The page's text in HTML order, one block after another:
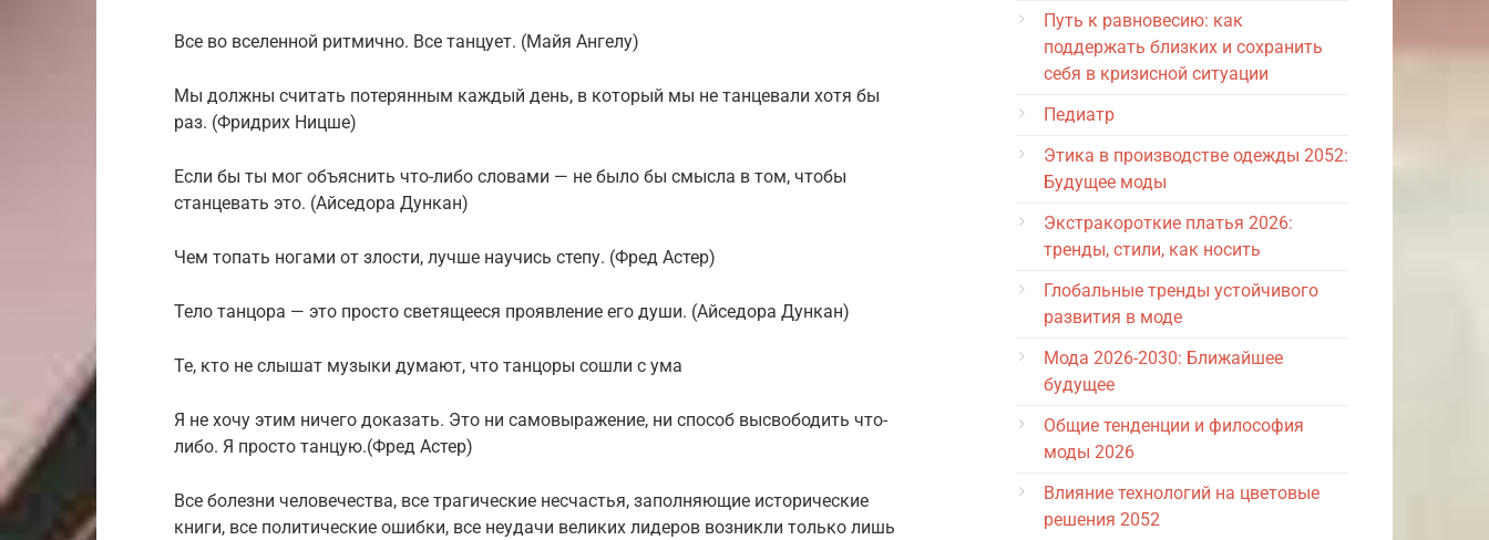
Все во вселенной ритмично. Все танцует. (Майя Ангелу)
Мы должны считать потерянным каждый день, в который мы не танцевали хотя бы
раз. (Фридрих Ницше)
Если бы ты мог объяснить что-либо словами — не было бы смысла в том, чтобы
станцевать это. (Айседора Дункан)
Чем топать ногами от злости, лучше научись степу. (Фред Астер)
Тело танцора — это просто светящееся проявление его души. (Айседора Дункан)
Те, кто не слышат музыки думают, что танцоры сошли с ума
Я не хочу этим ничего доказать. Это ни самовыражение, ни способ высвободить что-
либо. Я просто танцую.(Фред Астер)
Все болезни человечества, все трагические несчастья, заполняющие исторические
книги, все политические ошибки, все неудачи великих лидеров возникли только лишь
Путь к равновесию: как
поддержать близких и сохранить
себя в кризисной ситуации
Педиатр
Этика в производстве одежды 2052:
Будущее моды
Экстракороткие платья 2026:
тренды, стили, как носить
Глобальные тренды устойчивого
развития в моде
Мода 2026-2030: Ближайшее
будущее
Общие тенденции и философия
моды 2026
Влияние технологий на цветовые
решения 2052